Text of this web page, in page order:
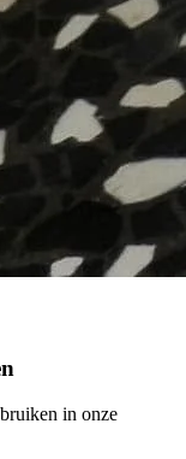
in onze